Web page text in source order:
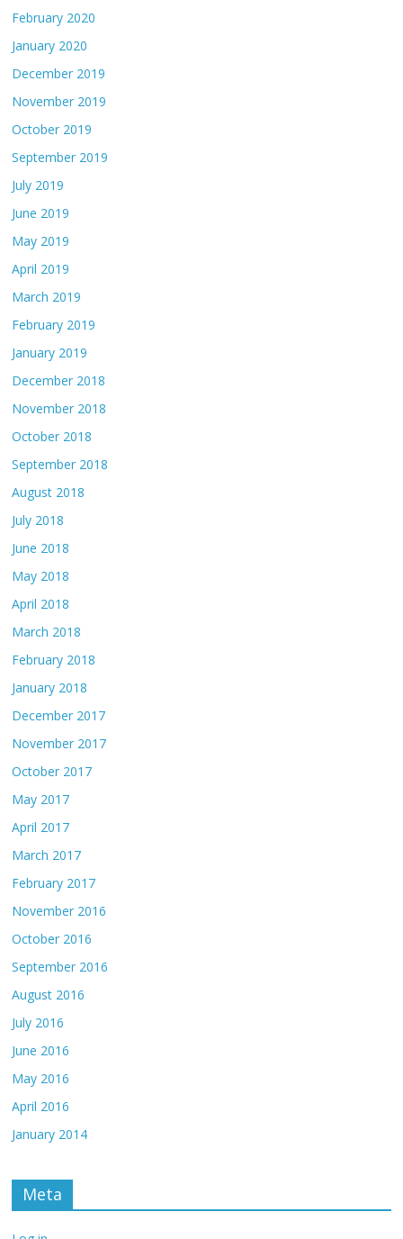
February 2020
January 2020
December 2019
November 2019
October 2019
September 2019
July 2019
June 2019
May 2019
April 2019
March 2019
February 2019
January 2019
December 2018
November 2018
October 2018
September 2018
August 2018
July 2018
June 2018
May 2018
April 2018
March 2018
February 2018
January 2018
December 2017
November 2017
October 2017
May 2017
April 2017
March 2017
February 2017
November 2016
October 2016
September 2016
August 2016
July 2016
June 2016
May 2016
April 2016
January 2014
Meta